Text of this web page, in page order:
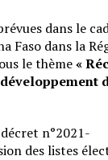
dans le
Faso dans la
le thème«
n°2021-
des listes